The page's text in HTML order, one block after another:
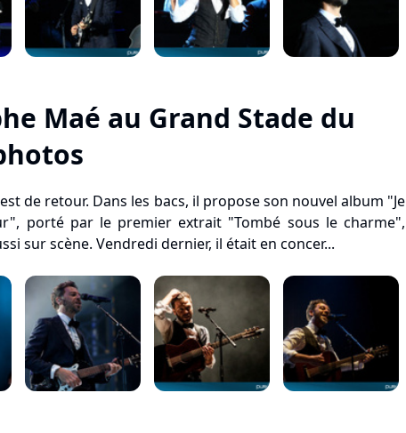
Maé au Grand Stade du
de retour. Dans les bacs, il propose son nouvel album "Je
porté par le premier extrait "Tombé sous le charme",
sur scène. Vendredi dernier, il était en concer...